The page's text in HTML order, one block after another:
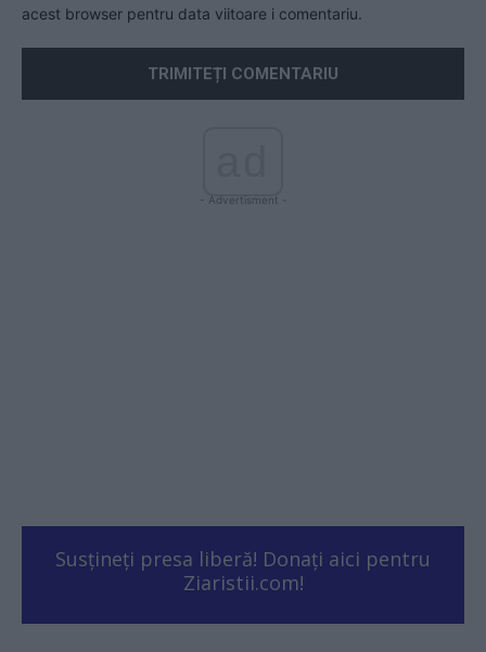
acest browser pentru data viitoare i comentariu.
- Advertisment -
Susțineți presa liberă! Donați aici pentru
Ziaristii.com!